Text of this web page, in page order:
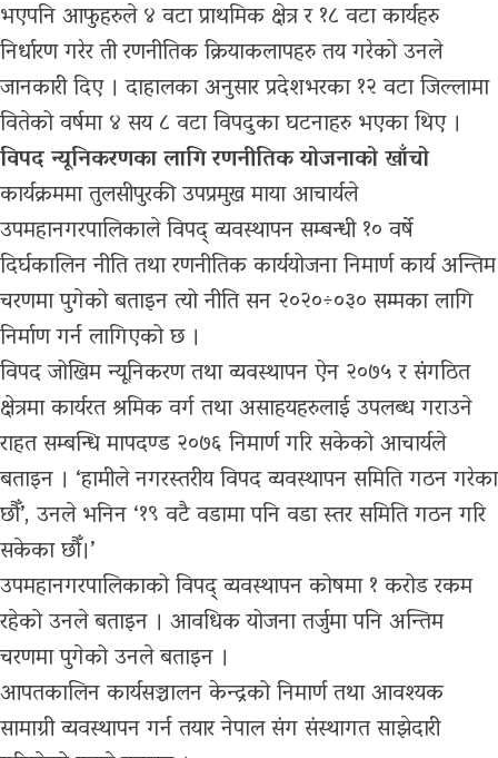
भएपनि आफुहरुले ४ वटा प्राथमिक क्षेत्र र १८ वटा कार्यहरु
निर्धारण गरेर ती रणनीतिक क्रियाकलापहरु तय गरेको उनले
जानकारी दिए । दाहालका अनुसार प्रदेशभरका १२ वटा जिल्लामा
वितेको वर्षमा ४ सय ८ वटा विपदुका घटनाहरु भएका थिए ।
विपद न्यूनिकरणका लागि रणनीतिक योजनाको खाँचो
कार्यक्रममा तुलसीपुरकी उपप्रमुख माया आचार्यले
उपमहानगरपालिकाले विपद् व्यवस्थापन सम्बन्धी १० वर्षे
दिर्घकालिन नीति तथा रणनीतिक कार्ययोजना निमार्ण कार्य अन्तिम
चरणमा पुगेको बताइन त्यो नीति सन २०२०÷०३० सम्मका लागि
निर्माण गर्न लागिएको छ ।
विपद जोखिम न्यूनिकरण तथा व्यवस्थापन ऐन २०७५ र संगठित
क्षेत्रमा कार्यरत श्रमिक वर्ग तथा असाहयहरुलाई उपलब्ध गराउने
राहत सम्बन्धि मापदण्ड २०७६ निमार्ण गरि सकेको आचार्यले
बताइन । ‘हामीले नगरस्तरीय विपद व्यवस्थापन समिति गठन गरेका
छौँ’, उनले भनिन ‘१९ वटै वडामा पनि वडा स्तर समिति गठन गरि
सकेका छौँ।’
उपमहानगरपालिकाको विपद् व्यवस्थापन कोषमा १ करोड रकम
रहेको उनले बताइन । आवधिक योजना तर्जुमा पनि अन्तिम
चरणमा पुगेको उनले बताइन ।
आपतकालिन कार्यसञ्चालन केन्द्रको निमार्ण तथा आवश्यक
सामाग्री व्यवस्थापन गर्न तयार नेपाल संग संस्थागत साझेदारी